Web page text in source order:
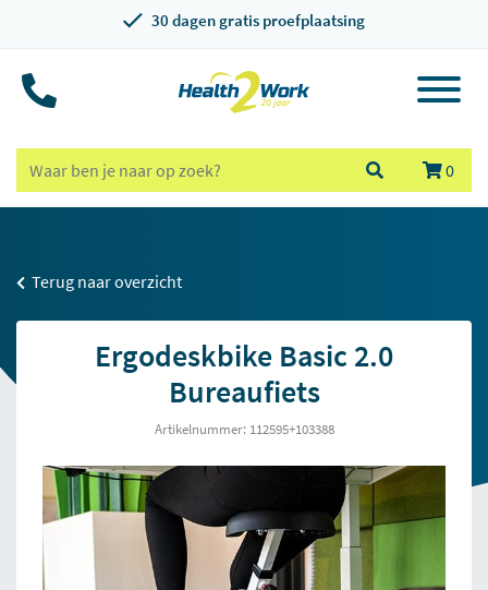
30 dagen gratis proefplaatsing
0
Terug naar overzicht
Ergodeskbike Basic 2.0
Bureaufiets
Artikelnummer: 112595+103388